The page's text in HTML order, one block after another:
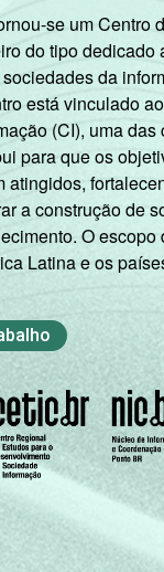
Não tem
que
portátil no
- out/dez 2011
se um Centro
do tipo dedicado
da
está vinculado
(CI), uma das
para que os
atingidos,
a construção de
O escopo
Latina e os